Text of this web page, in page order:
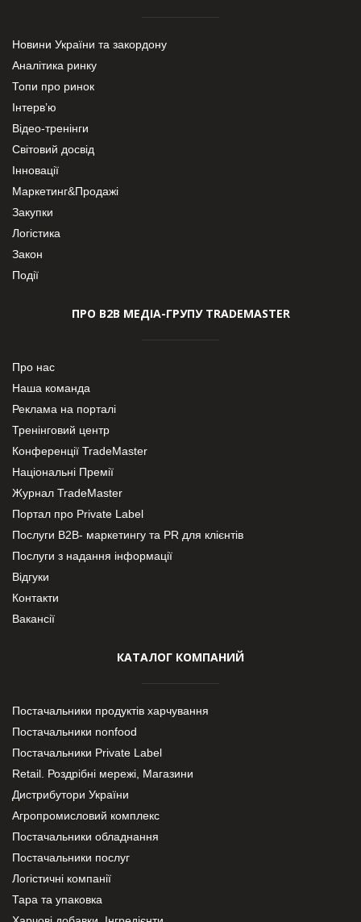
Новини України та закордону
Аналітика ринку
Топи про ринок
Інтерв’ю
Відео-тренінги
Світовий досвід
Інновації
Маркетинг&Продажі
Закупки
Логістика
Закон
Події
ПРО В2В МЕДІА-ГРУПУ TRADEMASTER
Про нас
Наша команда
Реклама на порталі
Тренінговий центр
Конференції TradeMaster
Національні Премії
Журнал TradeMaster
Портал про Private Label
Послуги В2В- маркетингу та PR для клієнтів
Послуги з надання інформації
Відгуки
Контакти
Вакансії
КАТАЛОГ КОМПАНИЙ
Постачальники продуктів харчування
Постачальники nonfood
Постачальники Private Label
Retail. Роздрібні мережі, Магазини
Дистрибутори України
Агропромисловий комплекс
Постачальники обладнання
Постачальники послуг
Логістичні компанії
Тара та упаковка